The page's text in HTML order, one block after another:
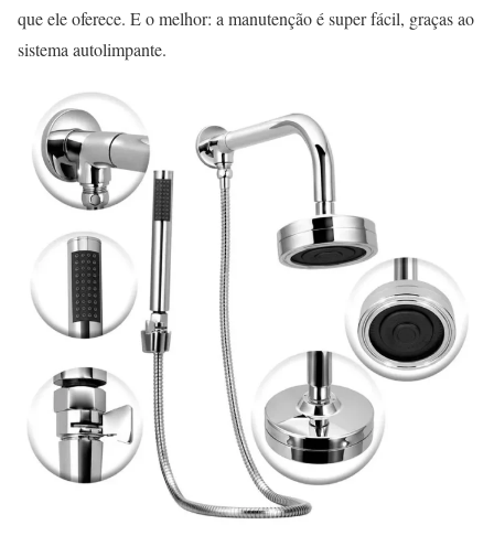
que ele oferece. E o melhor: a manutenção é super fácil, graças ao
sistema autolimpante.